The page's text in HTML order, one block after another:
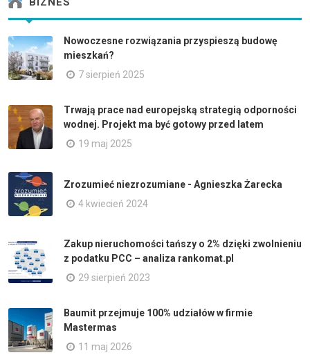
Nowoczesne rozwiązania przyspieszą budowę
mieszkań?
7 sierpień 2025
Trwają prace nad europejską strategią odporności
wodnej. Projekt ma być gotowy przed latem
19 maj 2025
Zrozumieć niezrozumiane - Agnieszka Żarecka
4 kwiecień 2024
Zakup nieruchomości tańszy o 2% dzięki zwolnieniu
z podatku PCC – analiza rankomat.pl
29 sierpień 2023
Baumit przejmuje 100% udziałów w firmie
Mastermas
11 maj 2026